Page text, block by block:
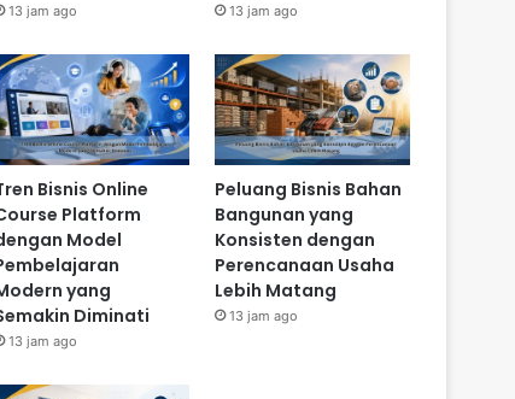
13 jam ago 13 jam ago
Bisnis Online
Platform
Model
yang
Diminati
13 jam ago
Peluang Bisnis Bahan
Bangunan yang
Konsisten dengan
Perencanaan Usaha
Lebih Matang
13 jam ago